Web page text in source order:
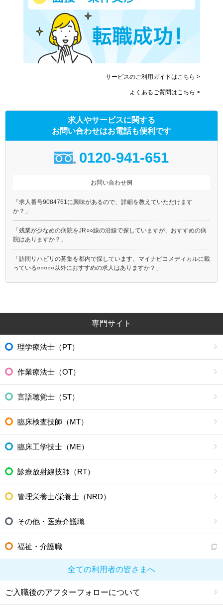
サービスのご利用ガイドはこちら >
よくあるご質問はこちら >
求人やサービスに関する
お問い合わせはお電話も便利です
0120-941-651
お問い合わせ例
「求人番号9084761に興味があるので、詳細を教えていただけます
か？」
「残業が少なめの病院をJR○○線の沿線で探していますが、おすすめの病
院はありますか？」
「訪問リハビリの募集を都内で探しています。マイナビコメディカルに載
っている○○○○○以外におすすめの求人はありますか？」
専門サイト
理学療法士（PT）
作業療法士（OT）
言語聴覚士（ST）
臨床検査技師（MT）
臨床工学技士（ME）
診療放射線技師（RT）
管理栄養士/栄養士（NRD）
その他・医療介護職
福祉・介護職
全ての利用者の皆さまへ
ご入職後のアフターフォローについて